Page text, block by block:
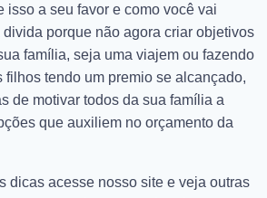
isso a seu favor e como você vai
porque não agora criar objetivos
família, seja uma viajem ou fazendo
filhos tendo um premio se alcançado,
de motivar todos da sua família a
que auxiliem no orçamento da
dicas acesse nosso site e veja outras